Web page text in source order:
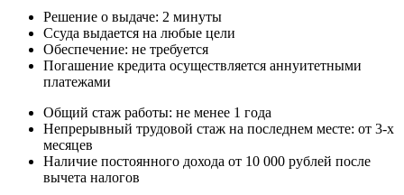
Решение о выдаче: 2 минуты
Ссуда выдается на любые цели
Обеспечение: не требуется
Погашение кредита осуществляется аннуитетными
платежами
Общий стаж работы: не менее 1 года
Непрерывный трудовой стаж на последнем месте: от 3-х
месяцев
Наличие постоянного дохода от 10 000 рублей после
вычета налогов